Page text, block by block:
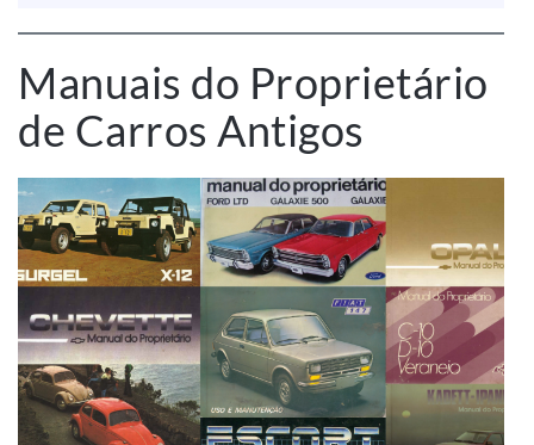
Manuais do Proprietário
de Carros Antigos